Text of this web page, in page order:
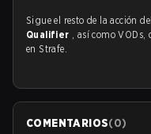
Sigue el resto de la acción del
Qualifier , así como VODs,
en Strafe.
COMENTARIOS(0)